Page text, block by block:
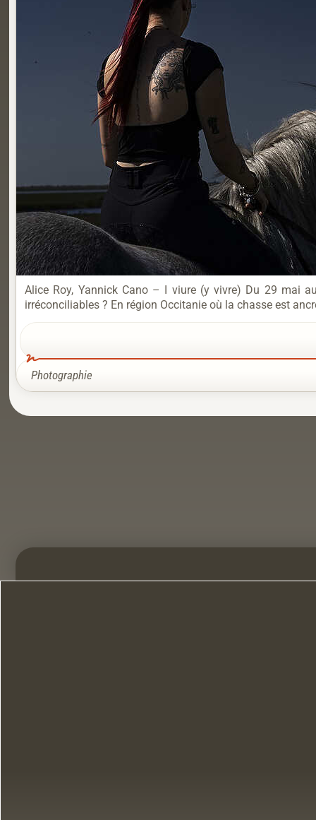
Alice Roy, Yannick Cano – I viure (y vivre) Du 29 mai
irréconciliables ? En région Occitanie où la chasse est
Photographie